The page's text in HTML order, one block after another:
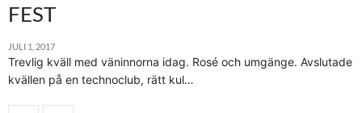
FEST
JULI 1, 2017
Trevlig kväll med väninnorna idag. Rosé och umgänge. Avslutade
kvällen på en technoclub, rätt kul…